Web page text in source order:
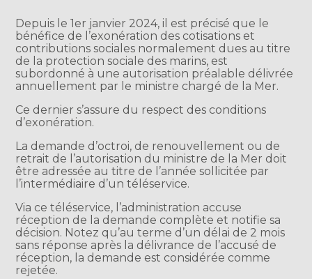
Depuis le 1er janvier 2024, il est précisé que le
bénéfice de l’exonération des cotisations et
contributions sociales normalement dues au titre
de la protection sociale des marins, est
subordonné à une autorisation préalable délivrée
annuellement par le ministre chargé de la Mer.
Ce dernier s’assure du respect des conditions
d’exonération.
La demande d’octroi, de renouvellement ou de
retrait de l’autorisation du ministre de la Mer doit
être adressée au titre de l’année sollicitée par
l’intermédiaire d’un téléservice.
Via ce téléservice, l’administration accuse
réception de la demande complète et notifie sa
décision. Notez qu’au terme d’un délai de 2 mois
sans réponse après la délivrance de l’accusé de
réception, la demande est considérée comme
rejetée.